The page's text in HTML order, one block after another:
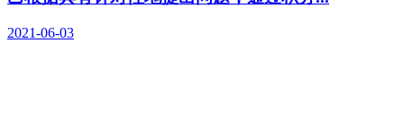
2021-06-03